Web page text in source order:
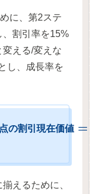
に、第2ステ
、割引率を15%
変える/変えな
し、成長率を
の割引現在価値 =
えるために、